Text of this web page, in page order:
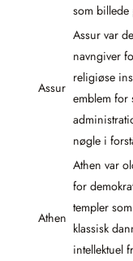
som billede
Assur
Assur var
navngiver
religiøse
emblem for
nøgle i
Athen
Athen var
for
templer
klassisk
intellektuel